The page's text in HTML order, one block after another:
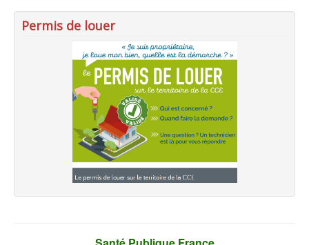
Permis de louer